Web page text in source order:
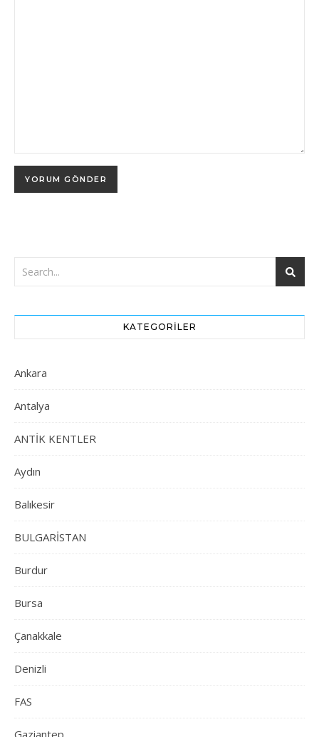
KATEGORILER
Ankara
Antalya
ANTİK KENTLER
Aydın
Balıkesir
BULGARİSTAN
Burdur
Bursa
Çanakkale
Denizli
FAS
Gaziantep